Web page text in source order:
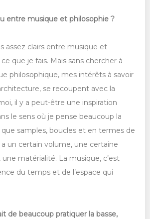
entre musique et philosophie ?
assez clairs entre musique et
que je fais. Mais sans chercher à
philosophique, mes intérêts à savoir
se recoupent avec la
il y a peut-être une inspiration
le sens où je pense beaucoup la
samples, boucles et en termes de
un certain volume, une certaine
une matérialité. La musique, c’est
du temps et de l’espace qui
de beaucoup pratiquer la basse,